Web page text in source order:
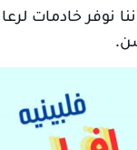
نوفر خادمات